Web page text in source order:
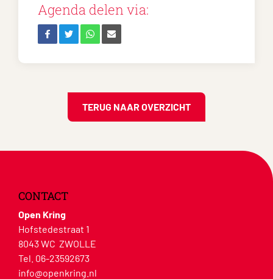
Agenda delen via:
TERUG NAAR OVERZICHT
CONTACT
Open Kring
Hofstedestraat 1
8043 WC ZWOLLE
Tel. 06-23592673
info@openkring.nl